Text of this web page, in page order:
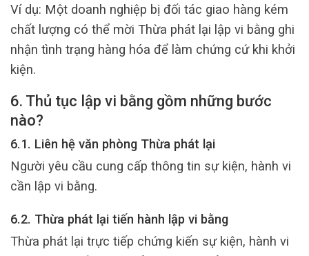
Ví dụ: Một doanh nghiệp bị đối tác giao hàng kém
chất lượng có thể mời Thừa phát lại lập vi bằng ghi
nhận tình trạng hàng hóa để làm chứng cứ khi khởi
kiện.
6. Thủ tục lập vi bằng gồm những bước
nào?
6.1. Liên hệ văn phòng Thừa phát lại
Người yêu cầu cung cấp thông tin sự kiện, hành vi
cần lập vi bằng.
6.2. Thừa phát lại tiến hành lập vi bằng
Thừa phát lại trực tiếp chứng kiến sự kiện, hành vi